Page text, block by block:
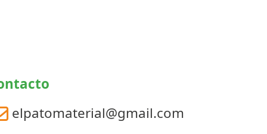
producto
elpatomaterial@gmail.com